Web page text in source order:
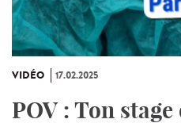
VIDÉO 17.02.2025
POV : Ton